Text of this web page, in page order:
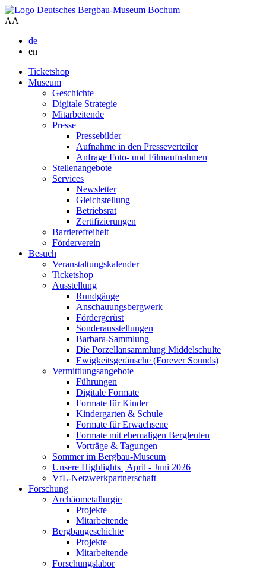
AA
de
en
Ticketshop
Museum
Geschichte
Digitale Strategie
Mitarbeitende
Presse
Pressebilder
Aufnahme in den Presseverteiler
Anfrage Foto- und Filmaufnahmen
Stellenangebote
Services
Newsletter
Gleichstellung
Betriebsrat
Zertifizierungen
Barrierefreiheit
Förderverein
Besuch
Veranstaltungskalender
Ticketshop
Ausstellung
Rundgänge
Anschauungsbergwerk
Fördergerüst
Sonderausstellungen
Barbara-Sammlung
Die Porzellansammlung Middelschulte
Ewigkeitsgeräusche (Forever Sounds)
Vermittlungsangebote
Führungen
Digitale Formate
Formate für Kinder
Kindergarten & Schule
Formate für Erwachsene
Formate mit ehemaligen Bergleuten
Vorträge & Tagungen
Sommer im Bergbau-Museum
Unsere Highlights | April - Juni 2026
VfL-Netzwerkpartnerschaft
Forschung
Archäometallurgie
Projekte
Mitarbeitende
Bergbaugeschichte
Projekte
Mitarbeitende
Forschungslabor